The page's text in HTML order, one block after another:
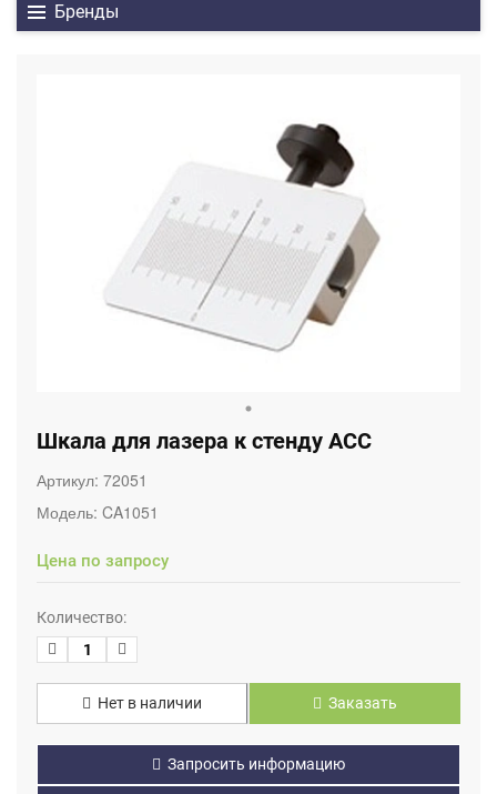
Бренды
Шкала для лазера к стенду ACC
Артикул: 72051
Модель: CA1051
Цена по запросу
Количество:
Нет в наличии Заказать
Запросить информацию